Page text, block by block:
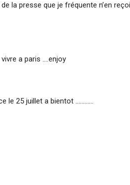
la presse que je fréquente n’en
a paris ….enjoy
le 25 juillet a bientot …………